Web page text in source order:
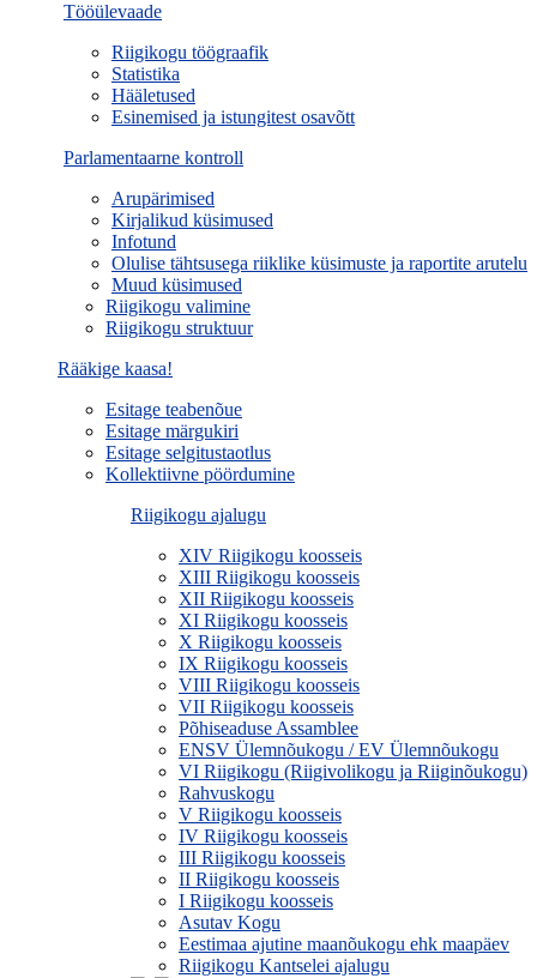
Tööülevaade
Riigikogu töögraafik
Statistika
Hääletused
Esinemised ja istungitest osavõtt
Parlamentaarne kontroll
Arupärimised
Kirjalikud küsimused
Infotund
Olulise tähtsusega riiklike küsimuste ja raportite arutelu
Muud küsimused
Riigikogu valimine
Riigikogu struktuur
Rääkige kaasa!
Esitage teabenõue
Esitage märgukiri
Esitage selgitustaotlus
Kollektiivne pöördumine
Riigikogu ajalugu
XIV Riigikogu koosseis
XIII Riigikogu koosseis
XII Riigikogu koosseis
XI Riigikogu koosseis
X Riigikogu koosseis
IX Riigikogu koosseis
VIII Riigikogu koosseis
VII Riigikogu koosseis
Põhiseaduse Assamblee
ENSV Ülemnõukogu / EV Ülemnõukogu
VI Riigikogu (Riigivolikogu ja Riiginõukogu)
Rahvuskogu
V Riigikogu koosseis
IV Riigikogu koosseis
III Riigikogu koosseis
II Riigikogu koosseis
I Riigikogu koosseis
Asutav Kogu
Eestimaa ajutine maanõukogu ehk maapäev
Riigikogu Kantselei ajalugu